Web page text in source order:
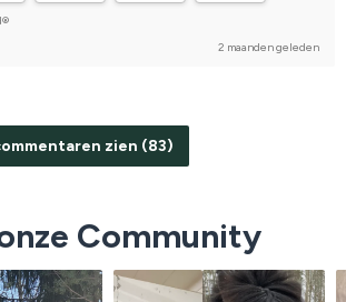
2 maanden geleden
zien (83)
Community